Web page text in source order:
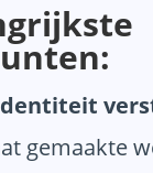
gemaakte